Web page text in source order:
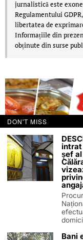
jurnalistică este
Regulamentului
libertatea de
Informațiile din
obținute din surse
C.C
DON'T MISS
intrat
șef
Bani